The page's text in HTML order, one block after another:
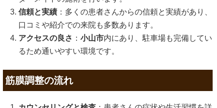
信頼と実績 ：多くの患者さんからの信頼と実績があり、
口コミや紹介での来院も多数あります。
アクセスの良さ ： 小山市内にあり、駐車場も完備してい
るため通いやすい環境です。
筋膜調整の流れ